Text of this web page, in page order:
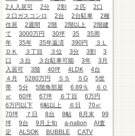
2人入居可
2分 2割 ２匹
2口
２口ガスコンロ
2台 2台駐車
2種
住居
2週間 2階 2階以上
2階建
て
3000万円 30坪 35
35周
年
35年 35年返済 390円
３Ｌ
ＤＫ
３丁目 ３位 3分 3割
3
口
３台 ３台駐車可能 3年
3月
入居可
3階 40坪 4LDK
4台
４月
5280万円 ５５ ５G
5世
帯
5分 5階角部屋 6.89％
６０
㎡
60坪 67坪 ６丁目
6万円
6万円以下
6帖以上 ６日
70㎡
70坪
７日 8台 8帖 8月末
99
坪
9台 9月上旬 a-nation
AI査
定
ALSOK BUBBLE
CATV